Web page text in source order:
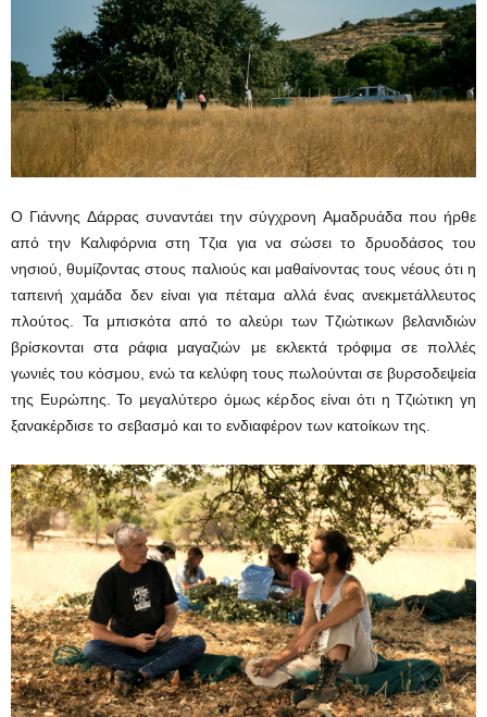
Ο Γιάννης Δάρρας συναντάει την σύγχρονη Αμαδρυάδα που ήρθε
από την Καλιφόρνια στη Τζια για να σώσει το δρυοδάσος του
νησιού, θυμίζοντας στους παλιούς και μαθαίνοντας τους νέους ότι η
ταπεινή χαμάδα δεν είναι για πέταμα αλλά ένας ανεκμετάλλευτος
πλούτος. Τα μπισκότα από το αλεύρι των Τζιώτικων βελανιδιών
βρίσκονται στα ράφια μαγαζιών με εκλεκτά τρόφιμα σε πολλές
γωνιές του κόσμου, ενώ τα κελύφη τους πωλούνται σε βυρσοδεψεία
της Ευρώπης. Το μεγαλύτερο όμως κέρδος είναι ότι η Τζιώτικη γη
ξανακέρδισε το σεβασμό και το ενδιαφέρον των κατοίκων της.